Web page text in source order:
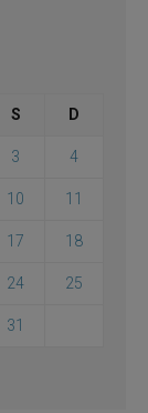
S D
3 4
10 11
17 18
24 25
31